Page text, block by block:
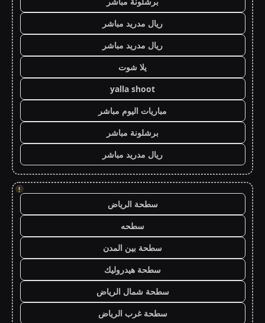
ريال مدريد مباشر
ريال مدريد مباشر
يلا شوت
yalla shoot
مباريات اليوم مباشر
برشلونة مباشر
ريال مدريد مباشر
!
سطحة الرياض
سطحه
سطحة بين المدن
سطحة هيدروليك
سطحة شمال الرياض
سطحة غرب الرياض